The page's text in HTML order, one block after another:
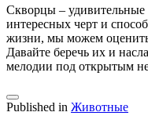
Скворцы –
интересных черт и
жизни, мы можем оценить
Давайте беречь их и
мелодии под открытым
Published in Животные